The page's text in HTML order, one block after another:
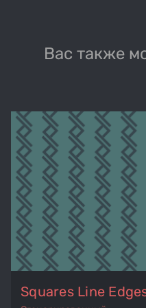
Вас также
Squares Line